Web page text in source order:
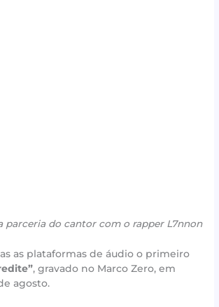
parceria do cantor com o rapper L7nnon
as plataformas de áudio o primeiro
, gravado no Marco Zero, em
agosto.